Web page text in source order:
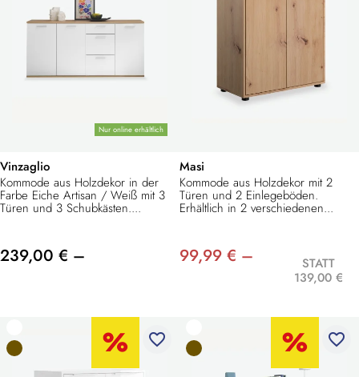
Nur online erhältlich
Vinzaglio
Kommode aus Holzdekor in der
Farbe Eiche Artisan / Weiß mit 3
Türen und 3 Schubkästen....
239,00 € –
Masi
Kommode aus Holzdekor mit 2
Türen und 2 Einlegeböden.
Erhältlich in 2 verschiedenen...
99,99 € –
STATT
139,00 €
favorite_border favorite_border